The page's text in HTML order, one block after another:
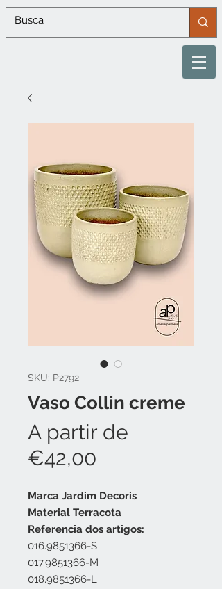
SKU: P2792
Vaso Collin creme
A partir de
€42,00
Marca Jardim Decoris
Material Terracota
Referencia dos artigos:
016.9851366-S
017.9851366-M
018.9851366-L